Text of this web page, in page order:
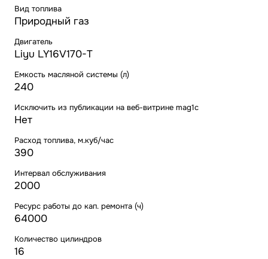
Вид топлива
Природный газ
Двигатель
Liyu LY16V170-T
Емкость масляной системы (л)
240
Исключить из публикации на веб-витрине mag1c
Нет
Расход топлива, м.куб/час
390
Интервал обслуживания
2000
Ресурс работы до кап. ремонта (ч)
64000
Количество цилиндров
16